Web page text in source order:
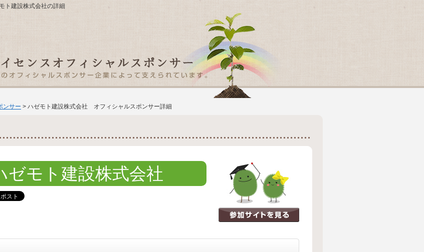
ト建設株式会社の詳細
ンサー > ハゼモト建設株式会社 オフィシャルスポンサー詳細
ゼモト建設株式会社